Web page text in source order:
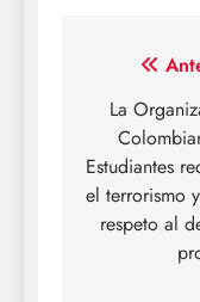
de
entradas
La
Estudiantes
el terrorismo
respeto al